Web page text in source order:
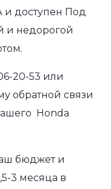
и доступен Под
и недорогой
20-53 или
обратной связи
Honda
бюджет и
3 месяца в